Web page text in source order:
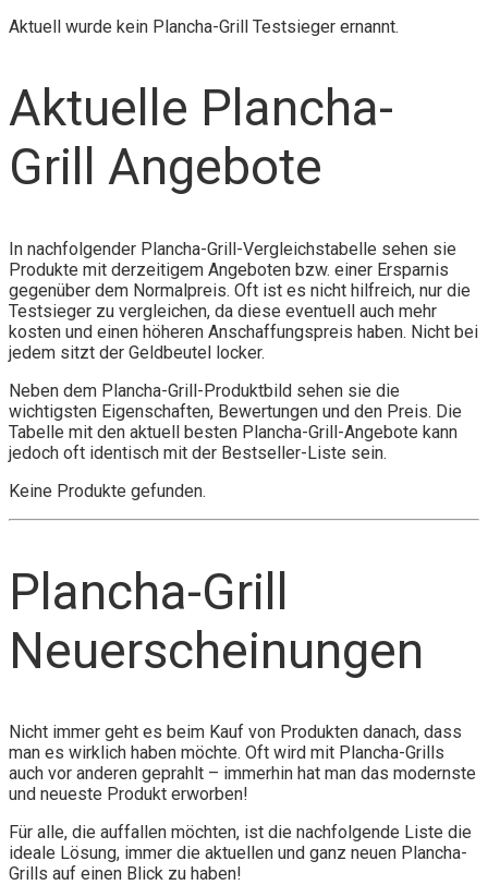
Aktuell wurde kein Plancha-Grill Testsieger ernannt.
Aktuelle Plancha-
Grill Angebote
In nachfolgender Plancha-Grill-Vergleichstabelle sehen sie
Produkte mit derzeitigem Angeboten bzw. einer Ersparnis
gegenüber dem Normalpreis. Oft ist es nicht hilfreich, nur die
Testsieger zu vergleichen, da diese eventuell auch mehr
kosten und einen höheren Anschaffungspreis haben. Nicht bei
jedem sitzt der Geldbeutel locker.
Neben dem Plancha-Grill-Produktbild sehen sie die
wichtigsten Eigenschaften, Bewertungen und den Preis. Die
Tabelle mit den aktuell besten Plancha-Grill-Angebote kann
jedoch oft identisch mit der Bestseller-Liste sein.
Keine Produkte gefunden.
Plancha-Grill
Neuerscheinungen
Nicht immer geht es beim Kauf von Produkten danach, dass
man es wirklich haben möchte. Oft wird mit Plancha-Grills
auch vor anderen geprahlt – immerhin hat man das modernste
und neueste Produkt erworben!
Für alle, die auffallen möchten, ist die nachfolgende Liste die
ideale Lösung, immer die aktuellen und ganz neuen Plancha-
Grills auf einen Blick zu haben!